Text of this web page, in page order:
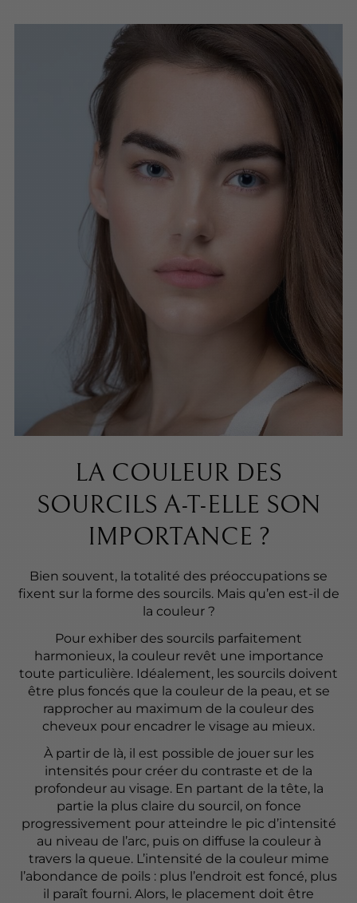
LA COULEUR DES
SOURCILS A-T-ELLE SON
IMPORTANCE ?
Bien souvent, la totalité des préoccupations se
fixent sur la forme des sourcils. Mais qu’en est-il de
la couleur ?
Pour exhiber des sourcils parfaitement
harmonieux, la couleur revêt une importance
toute particulière. Idéalement, les sourcils doivent
être plus foncés que la couleur de la peau, et se
rapprocher au maximum de la couleur des
cheveux pour encadrer le visage au mieux.
À partir de là, il est possible de jouer sur les
intensités pour créer du contraste et de la
profondeur au visage. En partant de la tête, la
partie la plus claire du sourcil, on fonce
progressivement pour atteindre le pic d’intensité
au niveau de l’arc, puis on diffuse la couleur à
travers la queue. L’intensité de la couleur mime
l’abondance de poils : plus l’endroit est foncé, plus
il paraît fourni. Alors, le placement doit être